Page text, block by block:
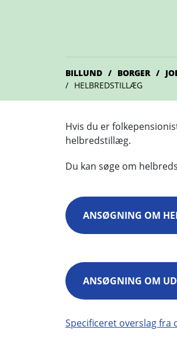
BILLUND BORGER
HELBREDSTILLÆG
Hvis du er
helbredstillæg.
Du kan søge om
ANSØGNING OM
ANSØGNING OM
Specificeret overslag